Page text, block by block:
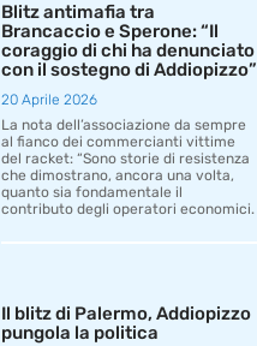
Blitz antimafia tra
Brancaccio e Sperone: “Il
coraggio di chi ha denunciato
con il sostegno di Addiopizzo”
20 Aprile 2026
La nota dell’associazione da sempre
al fianco dei commercianti vittime
del racket: “Sono storie di resistenza
che dimostrano, ancora una volta,
quanto sia fondamentale il
contributo degli operatori economici.
Il blitz di Palermo, Addiopizzo
pungola la politica